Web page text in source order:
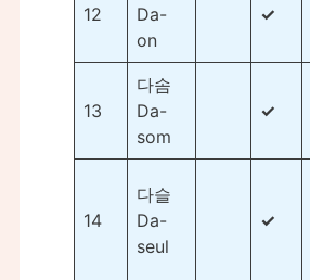
12
Da-
on
✓
13
다솜
Da-
som
✓
14
다슬
Da-
seul
✓